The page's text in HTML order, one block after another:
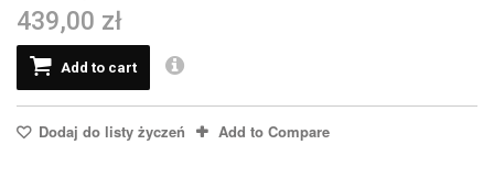
439,00 zł
Add to cart
Dodaj do listy życzeń Add to Compare